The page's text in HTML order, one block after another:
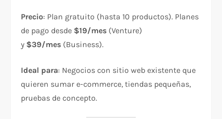
Precio: Plan gratuito (hasta 10 productos). Planes
de pago desde $19/mes (Venture)
y $39/mes (Business).
Ideal para: Negocios con sitio web existente que
quieren sumar e-commerce, tiendas pequeñas,
pruebas de concepto.